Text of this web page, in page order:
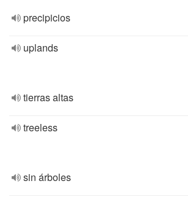
precipicios
uplands
tierras altas
treeless
sin árboles